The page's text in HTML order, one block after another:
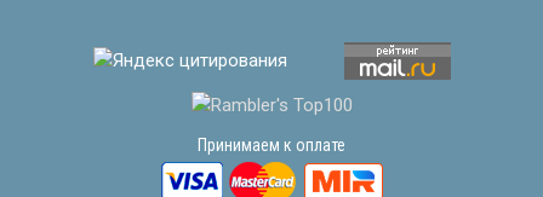
Принимаем к оплате